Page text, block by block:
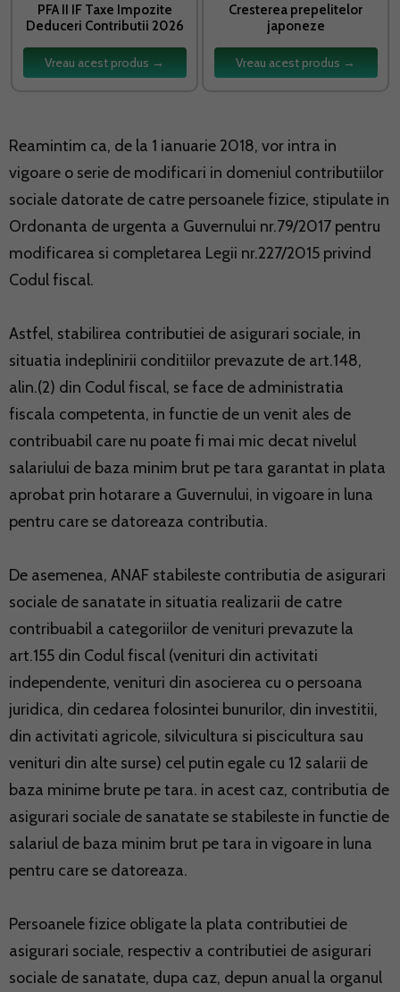
PFA II IF Taxe Impozite
Deduceri Contributii 2026
Vreau acest produs →
Cresterea prepelitelor
japoneze
Vreau acest produs →
Reamintim ca, de la 1 ianuarie 2018, vor intra in
vigoare o serie de modificari in domeniul contributiilor
sociale datorate de catre persoanele fizice, stipulate in
Ordonanta de urgenta a Guvernului nr.79/2017 pentru
modificarea si completarea Legii nr.227/2015 privind
Codul fiscal.
Astfel, stabilirea contributiei de asigurari sociale, in
situatia indeplinirii conditiilor prevazute de art.148,
alin.(2) din Codul fiscal, se face de administratia
fiscala competenta, in functie de un venit ales de
contribuabil care nu poate fi mai mic decat nivelul
salariului de baza minim brut pe tara garantat in plata
aprobat prin hotarare a Guvernului, in vigoare in luna
pentru care se datoreaza contributia.
De asemenea, ANAF stabileste contributia de asigurari
sociale de sanatate in situatia realizarii de catre
contribuabil a categoriilor de venituri prevazute la
art.155 din Codul fiscal (venituri din activitati
independente, venituri din asocierea cu o persoana
juridica, din cedarea folosintei bunurilor, din investitii,
din activitati agricole, silvicultura si piscicultura sau
venituri din alte surse) cel putin egale cu 12 salarii de
baza minime brute pe tara. in acest caz, contributia de
asigurari sociale de sanatate se stabileste in functie de
salariul de baza minim brut pe tara in vigoare in luna
pentru care se datoreaza.
Persoanele fizice obligate la plata contributiei de
asigurari sociale, respectiv a contributiei de asigurari
sociale de sanatate, dupa caz, depun anual la organul